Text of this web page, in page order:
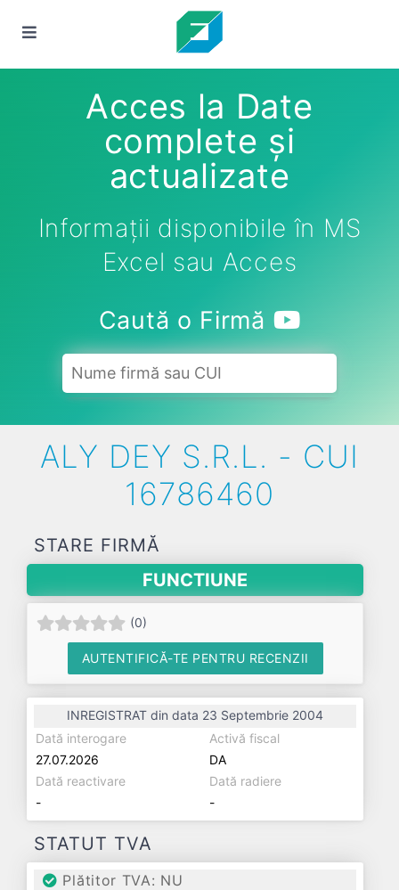
Acces la Date
complete și
actualizate
Informații disponibile în MS
Excel sau Acces
Caută o Firmă
ALY DEY S.R.L. - CUI
16786460
STARE FIRMĂ
FUNCTIUNE
(0)
AUTENTIFICĂ-TE PENTRU RECENZII
INREGISTRAT din data 23 Septembrie 2004
Dată interogare
27.07.2026
Activă fiscal
DA
Dată reactivare
-
Dată radiere
-
STATUT TVA
Plătitor TVA: NU